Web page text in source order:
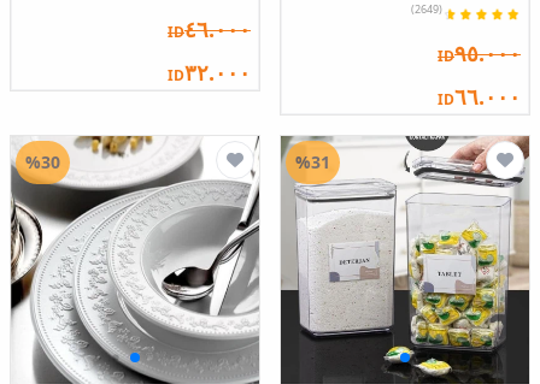
(2649)
ID٩٥.٠٠٠
ID٦٦.٠٠٠
ID٤٦.٠٠٠
ID٣٢.٠٠٠
%31
%30